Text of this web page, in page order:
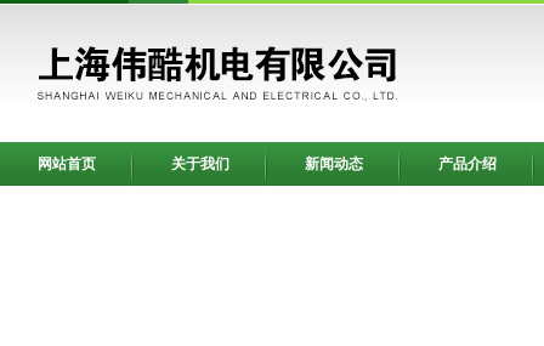
网站首页 关于我们 新闻动态 产品介绍